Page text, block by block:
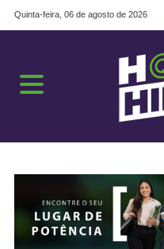
Quinta-feira, 06 de agosto de 2026